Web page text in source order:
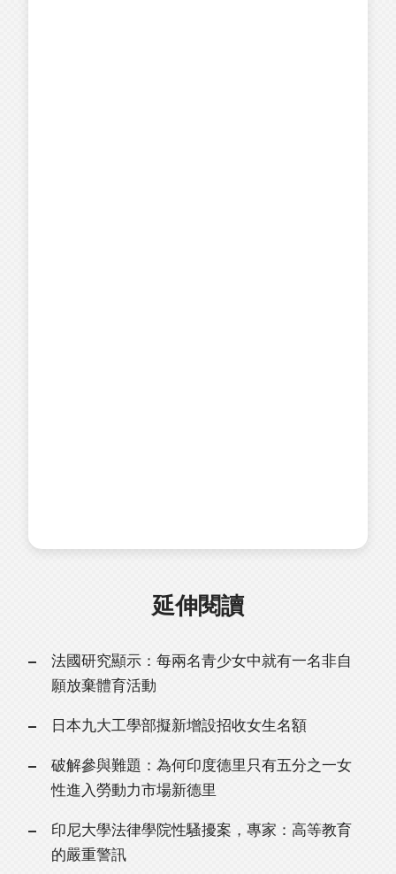
延伸閱讀
法國研究顯示：每兩名青少女中就有一名非自
願放棄體育活動
日本九大工學部擬新增設招收女生名額
破解參與難題：為何印度德里只有五分之一女
性進入勞動力市場新德里
印尼大學法律學院性騷擾案，專家：高等教育
的嚴重警訊